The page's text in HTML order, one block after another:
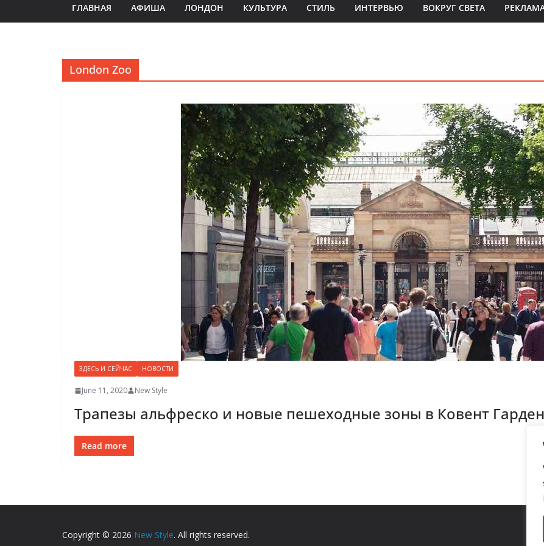
ГЛАВНАЯ АФИША ЛОНДОН КУЛЬТУРА СТИЛЬ ИНТЕРВЬЮ ВОКРУГ СВЕТА
London Zoo
ЗДЕСЬ И СЕЙЧАС НОВОСТИ
June 11, 2020 New Style
Трапезы альфреско и новые пешеходные зоны в Ковент Гарден
Read more
Copyright © 2026 New Style. All rights reserved.